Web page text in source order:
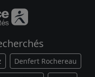
Denfert Rochereau